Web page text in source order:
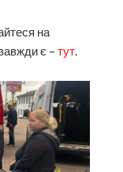
на
є –тут.